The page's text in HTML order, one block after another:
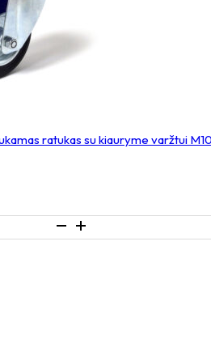
ratukas su kiauryme varžtui